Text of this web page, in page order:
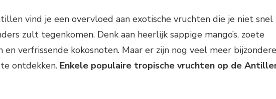
vind je een overvloed aan exotische vruchten die je niet snel
zult tegenkomen. Denk aan heerlijk sappige mango’s, zoete
en verfrissende kokosnoten. Maar er zijn nog veel meer bijzondere
ontdekken. Enkele populaire tropische vruchten op de